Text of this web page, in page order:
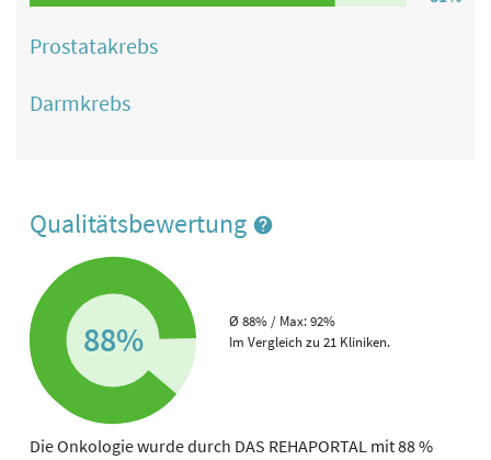
Qualitätsbewertung
88%
Ø 88% / Max: 92%
Im Vergleich zu 21 Kliniken.
Die Onkologie wurde durch DAS REHAPORTAL mit 88 %
Prostatakrebs
Darmkrebs